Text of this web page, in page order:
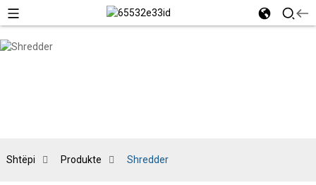
Shtëpi Produkte Shredder